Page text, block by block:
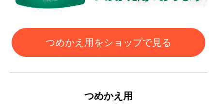
つめかえ用をショップで見る
つめかえ用